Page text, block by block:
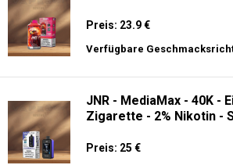
Preis: 23.9 €
Verfügbare
JNR - MediaMax - 40K -
Zigarette - 2% Nikotin -
Preis: 25 €